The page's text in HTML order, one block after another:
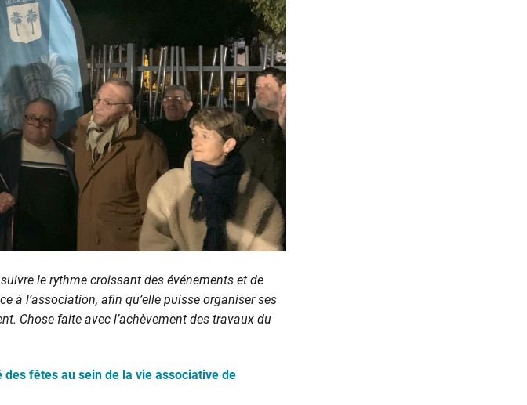
le rythme croissant des événements et de
à l’association, afin qu’elle puisse organiser ses
Chose faite avec l’achèvement des travaux du
fêtes au sein de la vie associative de